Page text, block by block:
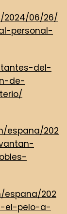
2024/06/26/
personal-
del-
de-
espana/202
espana/202
el-pelo-a-